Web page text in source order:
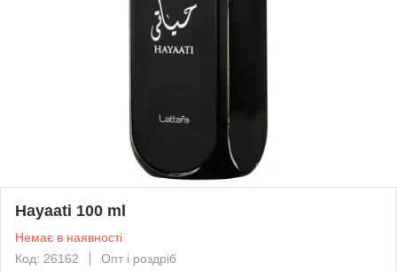
Hayaati 100 ml
Немає в наявності
Код: 26162
Опт і роздріб